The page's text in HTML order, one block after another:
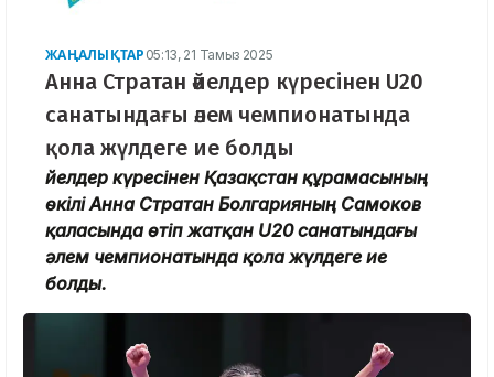
ЖАҢАЛЫҚТАР 05:13, 21 Тамыз 2025
Анна Стратан әйелдер күресінен U20
санатындағы әлем чемпионатында
қола жүлдеге ие болды
Әйелдер күресінен Қазақстан құрамасының
өкілі Анна Стратан Болгарияның Самоков
қаласында өтіп жатқан U20 санатындағы
әлем чемпионатында қола жүлдеге ие
болды.